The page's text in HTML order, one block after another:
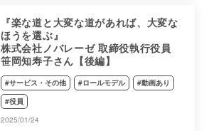
『楽な道と大変な道があれば、大変な
ほうを選ぶ』
株式会社ノバレーゼ 取締役執行役員
笹岡知寿子さん【後編】
#サービス・その他 #ロールモデル
#動画あり
#役員
2025/01/24